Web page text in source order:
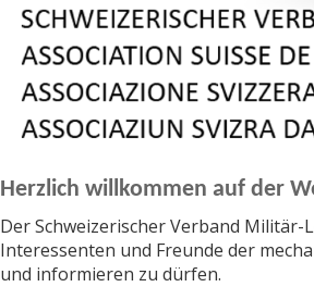
Herzlich willkommen auf der
Der Schweizerischer Verband
Interessenten und Freunde der
und informieren zu dürfen.